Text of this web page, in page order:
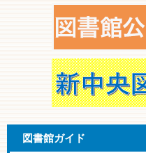
図書館ガイド